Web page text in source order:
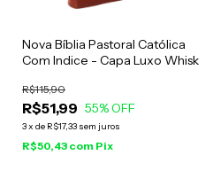
Nova Bíblia Pastoral Católica
Com Indice - Capa Luxo Whisk
R$51,99
R$115,90
55% OFF
3x de R$17,33 sem juros
R$50,43 com Pix